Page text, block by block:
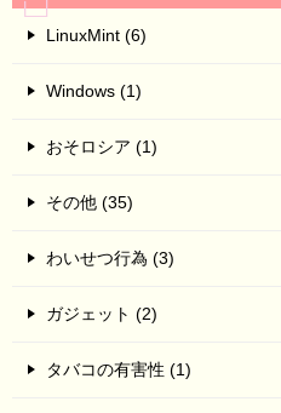
LinuxMint (6)
Windows (1)
おそロシア (1)
その他 (35)
わいせつ行為 (3)
ガジェット (2)
タバコの有害性 (1)